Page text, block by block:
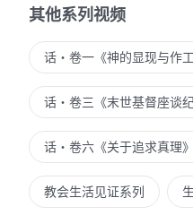
其他系列视频
话・卷一《神的显现与作
话・卷三《末世基督座谈
话・卷六《关于追求真理
教会生活见证系列